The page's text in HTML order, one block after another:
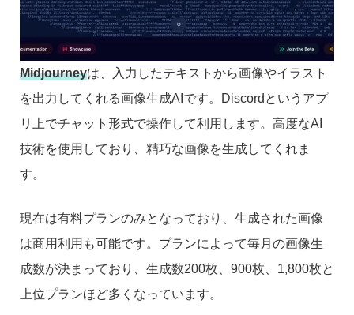
Midjourneyは、入力したテキストから画像やイラスト
を出力してくれる画像生成AIです。Discordというアプ
リ上でチャット形式で操作して利用します。高度なAI
技術を使用しており、精巧な画像を生成してくれま
す。
現在は有料プランのみとなっており、生成された画像
は商用利用も可能です。プランによって毎月の画像生
成数が決まっており、生成数200枚、900枚、1,800枚と
上位プランほど多くなっています。